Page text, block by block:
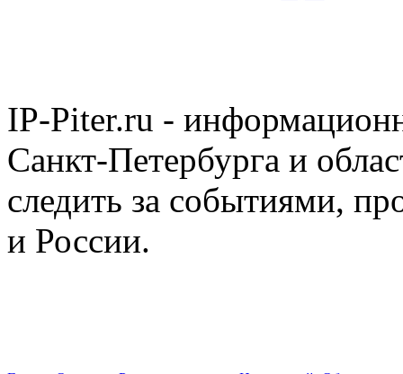
IP-Piter.ru -
Санкт-Петербурга и
следить за событиями,
и России.